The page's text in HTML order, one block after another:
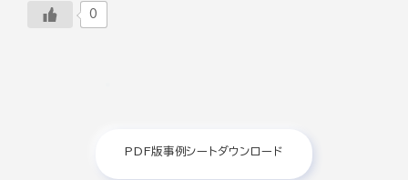
0
PDF版事例シートダウンロード